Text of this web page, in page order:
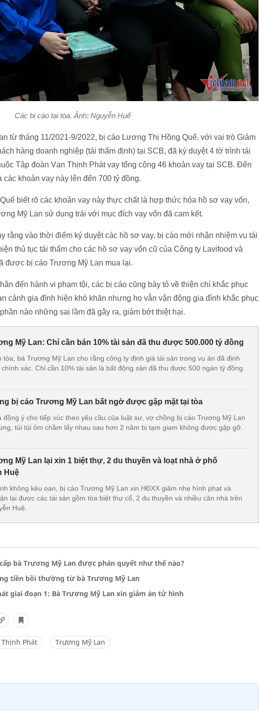
Các bị cáo tại tòa. Ảnh: Nguyễn Huế
từ tháng 11/2021-9/2022, bị cáo Lương Thị Hồng Quế, với vai trò Giám
hàng doanh nghiệp (tái thẩm định) tại SCB, đã ký duyệt 4 tờ trình tái
Tập đoàn Vạn Thịnh Phát vay tổng cộng 46 khoản vay tại SCB. Đến
khoản vay này lên đến 700 tỷ đồng.
biết rõ các khoản vay này thực chất là hợp thức hóa hồ sơ vay vốn,
Mỹ Lan sử dụng trái với mục đích vay vốn đã cam kết.
rằng vào thời điểm ký duyệt các hồ sơ vay, bị cáo mới nhận nhiệm vụ tái
thủ tục tái thẩm cho các hồ sơ vay vốn cũ của Công ty Lavifood và
được bị cáo Trương Mỹ Lan mua lại.
đến hành vi phạm tội, các bị cáo cũng bày tỏ về thiện chí khắc phục
cảnh gia đình hiện khó khăn nhưng họ vẫn vận động gia đình khắc phục
nào những sai lầm đã gây ra, giảm bớt thiệt hại.
Mỹ Lan: Chỉ cần bán 10% tài sản đã thu được 500.000 tỷ đồng
tòa, bà Trương Mỹ Lan cho rằng công ty định giá tài sản trong vụ án đã định
xác. Chỉ cần 10% tài sản là bất động sản đã thu được 500 ngàn tỷ đồng.
bị cáo Trương Mỹ Lan bất ngờ được gặp mặt tại tòa
ý cho tiếp xúc theo yêu cầu của luật sư, vợ chồng bị cáo Trương Mỹ Lan
tủi tủi ôm chầm lấy nhau sau hơn 2 năm bị tạm giam không được gặp gỡ.
Mỹ Lan lại xin 1 biệt thự, 2 du thuyền và loạt nhà ở phố
Huệ
không kêu oan, bị cáo Trương Mỹ Lan xin HĐXX giảm nhẹ hình phạt và
lại được các tài sản gồm tòa biệt thự cổ, 2 du thuyền và nhiều căn nhà trên
Huệ.
bà Trương Mỹ Lan được phán quyết như thế nào?
tiền bồi thường từ bà Trương Mỹ Lan
giai đoạn 1: Bà Trương Mỹ Lan xin giảm án tử hình
Thịnh Phát Trương Mỹ Lan